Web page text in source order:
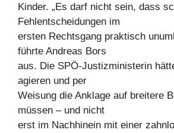
Kinder. „Es darf nicht sein, dass
Fehlentscheidungen im
ersten Rechtsgang praktisch
führte Andreas Bors
aus. Die SPÖ-Justizministerin
agieren und per
Weisung die Anklage auf breitere
müssen – und nicht
erst im Nachhinein mit einer